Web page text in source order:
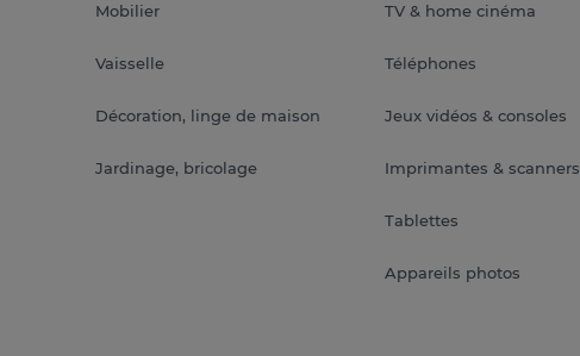
Mobilier
Vaisselle
Décoration, linge de maison
Jardinage, bricolage
TV & home cinéma
Téléphones
Jeux vidéos & consoles
Imprimantes & scanners
Tablettes
Appareils photos